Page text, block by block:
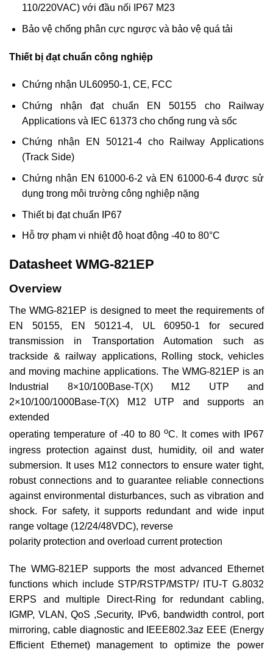
110/220VAC) với đầu nối IP67 M23
Bảo vệ chống phân cực ngược và bảo vệ quá tải
Thiết bị đạt chuẩn công nghiệp
Chứng nhận UL60950-1, CE, FCC
Chứng nhận đạt chuẩn EN 50155 cho Railway
Applications và IEC 61373 cho chống rung và sốc
Chứng nhận EN 50121-4 cho Railway Applications
(Track Side)
Chứng nhận EN 61000-6-2 và EN 61000-6-4 được sử
dụng trong môi trường công nghiệp nặng
Thiết bị đạt chuẩn IP67
Hỗ trợ phạm vi nhiệt độ hoạt động -40 to 80°C
Datasheet WMG-821EP
Overview
The WMG-821EP is designed to meet the requirements of
EN 50155, EN 50121-4, UL 60950-1 for secured
transmission in Transportation Automation such as
trackside & railway applications, Rolling stock, vehicles
and moving machine applications. The WMG-821EP is an
Industrial 8×10/100Base-T(X) M12 UTP and
2×10/100/1000Base-T(X) M12 UTP and supports an
extended
operating temperature of -40 to 80oC. It comes with IP67
ingress protection against dust, humidity, oil and water
submersion. It uses M12 connectors to ensure water tight,
robust connections and to guarantee reliable connections
against environmental disturbances, such as vibration and
shock. For safety, it supports redundant and wide input
range voltage (12/24/48VDC), reverse
polarity protection and overload current protection
The WMG-821EP supports the most advanced Ethernet
functions which include STP/RSTP/MSTP/ ITU-T G.8032
ERPS and multiple Direct-Ring for redundant cabling,
IGMP, VLAN, QoS ,Security, IPv6, bandwidth control, port
mirroring, cable diagnostic and IEEE802.3az EEE (Energy
Efficient Ethernet) management to optimize the power